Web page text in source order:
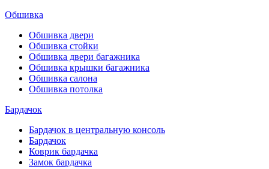
Обшивка
Обшивка двери
Обшивка стойки
Обшивка двери багажника
Обшивка крышки багажника
Обшивка салона
Обшивка потолка
Бардачок
Бардачок в центральную консоль
Бардачок
Коврик бардачка
Замок бардачка